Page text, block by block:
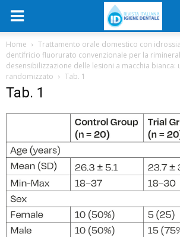
Home
Trattamento orale domestico con
dentifricio fluorurato convenzionale per la
desensibilizzazione delle lesioni a macchia bianca:
randomizzato
Tab. 1
Tab. 1